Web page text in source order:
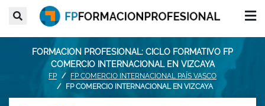
FORMACION PROFESIONAL: CICLO FORMATIVO FP
COMERCIO INTERNACIONAL EN VIZCAYA
FP
FP COMERCIO INTERNACIONAL PAÍS VASCO
FP COMERCIO INTERNACIONAL EN VIZCAYA